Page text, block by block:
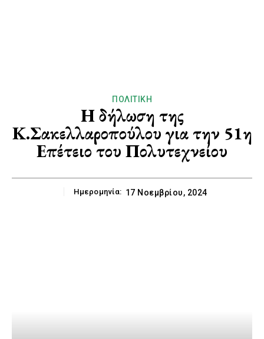
ΠΟΛΙΤΙΚΉ
Η δήλωση της
Κ.Σακελλαροπούλου για την 51η
Επέτειο του Πολυτεχνείου
Ημερομηνία: 17 Νοεμβρίου, 2024